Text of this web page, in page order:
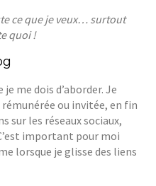
ce que je veux… surtout
quoi !
me dois d’aborder. Je
ou invitée, en fin
sur les réseaux sociaux,
important pour moi
lorsque je glisse des liens